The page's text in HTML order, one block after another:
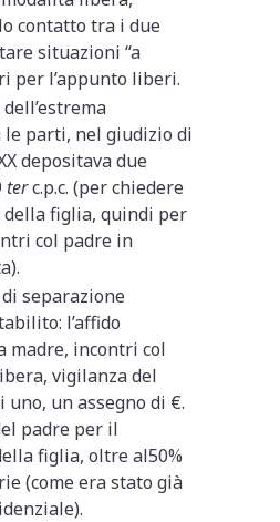
contatto tra i due
situazioni “a
per l’appunto liberi.
parti, nel giudizio di
depositava due
terc.p.c. (per chiedere
della figlia, quindi per
col padre in
separazione
l’affido
madre, incontri col
vigilanza del
un assegno di €.
padre per il
figlia, oltre al50%
(come era stato già